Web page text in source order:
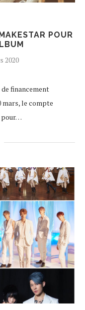
POUR
2020
financement
mars, le compte
pour…